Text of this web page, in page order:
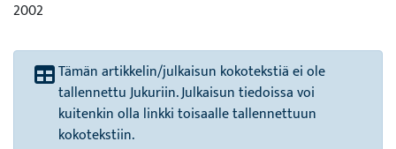
2002
Tämän artikkelin/julkaisun kokotekstiä ei ole
tallennettu Jukuriin. Julkaisun tiedoissa voi
kuitenkin olla linkki toisaalle tallennettuun
kokotekstiin.